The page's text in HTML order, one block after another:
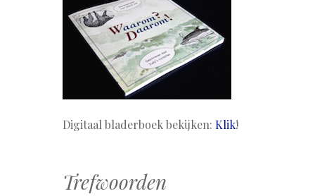
Digitaal bladerboek bekijken: Klik!
Trefwoorden